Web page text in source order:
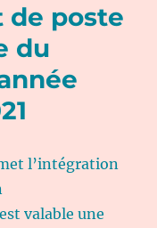
de poste
du
l’intégration
valable une